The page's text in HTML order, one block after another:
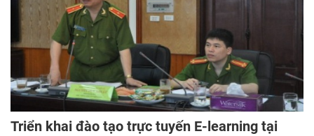
Triển khai đào tạo trực tuyến E-learning tại